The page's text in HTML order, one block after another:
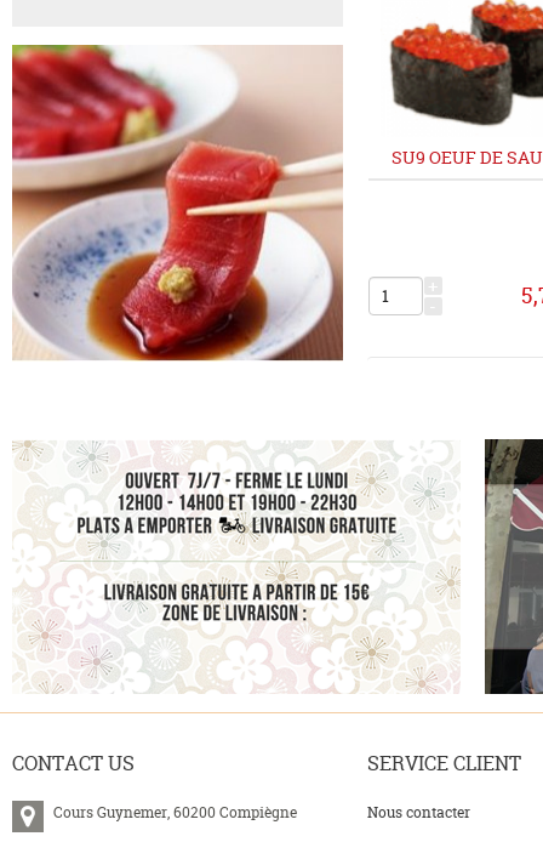
SU9 OEUF DE
CONTACTUS
Cours Guynemer, 60200 Compiègne
SERVICECLIENT
Nous contacter